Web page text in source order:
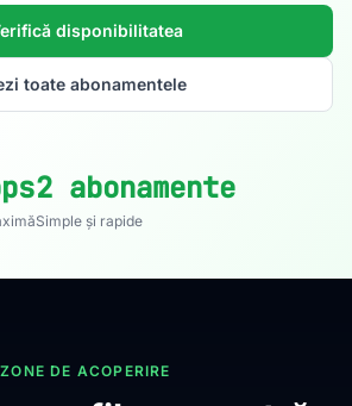
disponibilitatea
toate abonamentele
2 abonamente
Simple și rapide
ZONE DE ACOPERIRE